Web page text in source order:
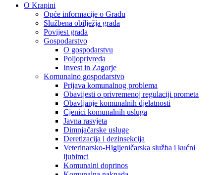
O Krapini
Opće informacije o Gradu
Službena obilježja grada
Povijest grada
Gospodarstvo
O gospodarstvu
Poljoprivreda
Invest in Zagorje
Komunalno gospodarstvo
Prijava komunalnog problema
Obavijesti o privremenoj regulaciji prometa
Obavljanje komunalnih djelatnosti
Cjenici komunalnih usluga
Javna rasvjeta
Dimnjačarske usluge
Deretizacija i dezinsekcija
Veterinarsko-Higijeničarska služba i kućni
ljubimci
Komunalni doprinos